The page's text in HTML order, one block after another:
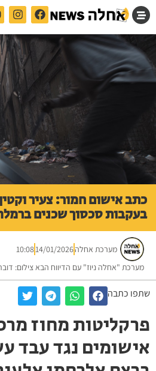
כתב אישום חמור: צעיר
בעקבות סכסוך שכנים
מערכת אחלה14/01/2026
10:08
מערכת "אחלה ניוז" עם הדיווח הבא צילום:
שתפו כתבה
פרקליטות מחוז